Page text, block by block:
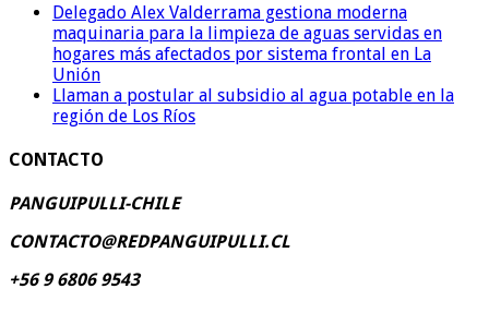
Delegado Alex Valderrama gestiona moderna
maquinaria para la limpieza de aguas servidas en
hogares más afectados por sistema frontal en La
Unión
Llaman a postular al subsidio al agua potable en la
región de Los Ríos
CONTACTO
PANGUIPULLI-CHILE
CONTACTO@REDPANGUIPULLI.CL
+56 9 6806 9543